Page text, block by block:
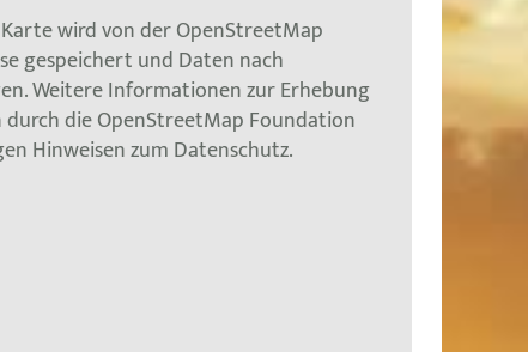
wird von der OpenStreetMap
gespeichert und Daten nach
Weitere Informationen zur Erhebung
die OpenStreetMap Foundation
Hinweisen zum Datenschutz.